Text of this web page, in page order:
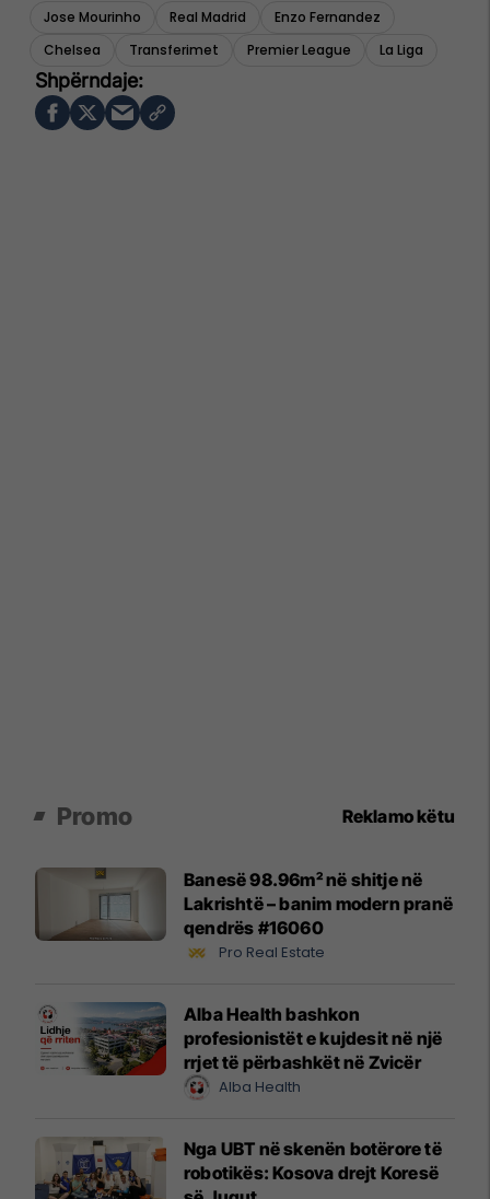
Jose Mourinho Real Madrid
Enzo Fernandez
Chelsea
Transferimet Premier League La Liga
Promo Reklamo këtu
Banesë 98.96m² në shitje në
Lakrishtë – banim modern pranë
qendrës #16060
Pro Real Estate
Alba Health bashkon
profesionistët e kujdesit në një
rrjet të përbashkët në Zvicër
Alba Health
Nga UBT në skenën botërore të
robotikës: Kosova drejt Koresë